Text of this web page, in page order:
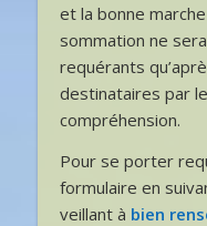
et la bonne
sommation ne
requérants
destinataires par
compréhension.
Pour se porter
formulaire en
veillant à bien